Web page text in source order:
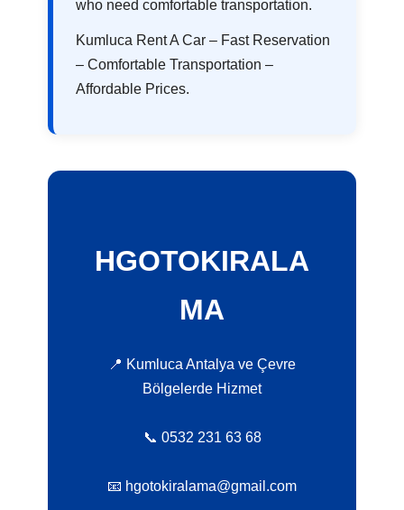
who need comfortable transportation.
Kumluca Rent A Car – Fast Reservation
– Comfortable Transportation –
Affordable Prices.
HGOTOKIRALA
MA
📍 Kumluca Antalya ve Çevre
Bölgelerde Hizmet
📞 0532 231 63 68
📧 hgotokiralama@gmail.com